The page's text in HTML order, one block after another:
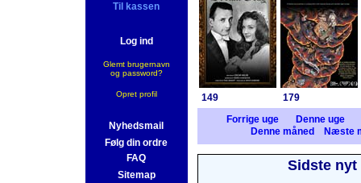
Til kassen
Log ind
Glemt brugernavn
og password?
Opret profil
Nyhedsmail
Følg din ordre
FAQ
Sitemap
149
179
Forrige uge
Denne uge
Denne måned
Næste
Sidste nyt